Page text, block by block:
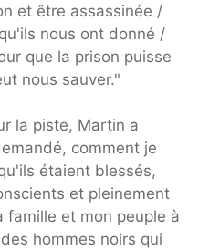
et être assassinée /
nous ont donné /
que la prison puisse
nous sauver."
la piste, Martin a
comment je
étaient blessés,
et pleinement
famille et mon peuple à
hommes noirs qui